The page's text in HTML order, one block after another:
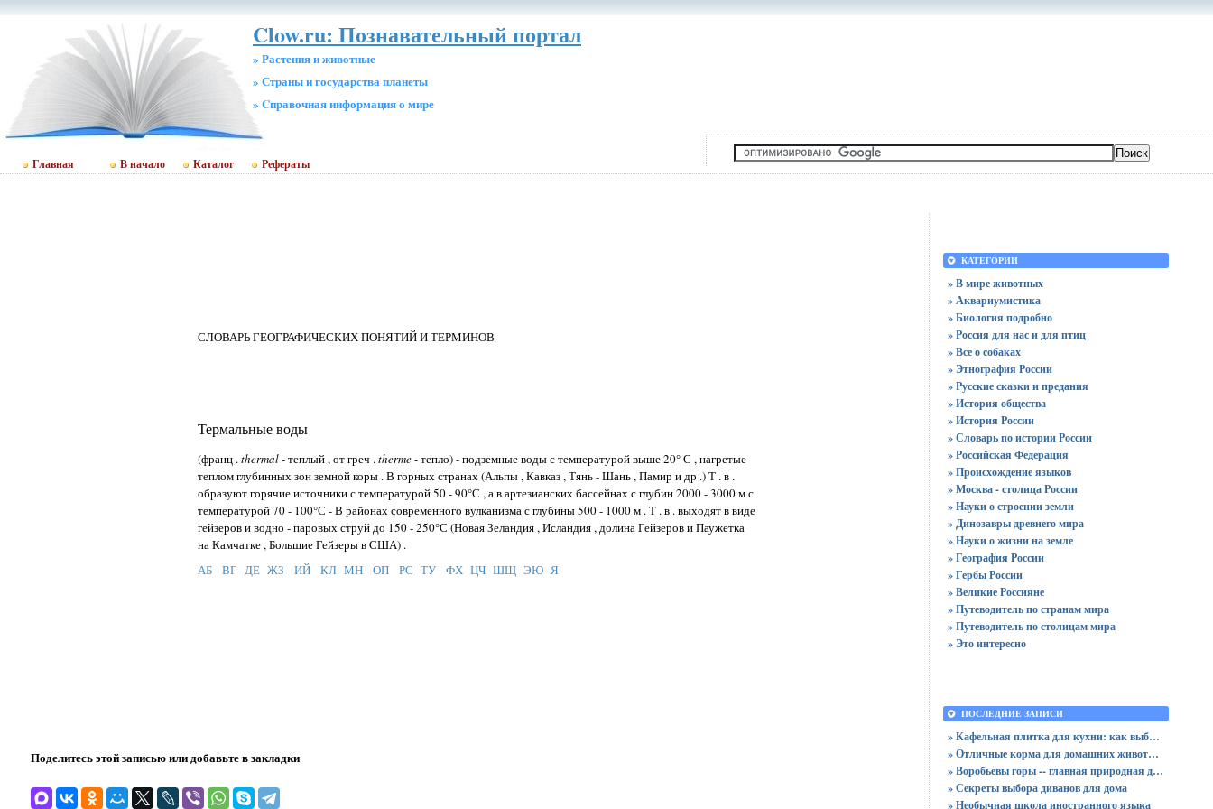
Clow.ru: Познавательный портал
» Растения и животные
» Страны и государства планеты
» Cправочная информация о мире
Главная В начало Каталог Рефераты
СЛОВАРЬ ГЕОГРАФИЧЕСКИХ ПОНЯТИЙ И ТЕРМИНОВ
Термальные воды
(франц .thermal- теплый , от греч .therme- тепло) - подземные воды с температурой выше 20° С , нагретые
теплом глубинных зон земной коры . В горных странах (Альпы , Кавказ , Тянь - Шань , Памир и др .) Т . в .
образуют горячие источники с температурой 50 - 90°С , а в артезианских бассейнах с глубин 2000 - 3000 м с
температурой 70 - 100°С - В районах современного вулканизма с глубины 500 - 1000 м . Т . в . выходят в виде
гейзеров и водно - паровых струй до 150 - 250°С (Новая Зеландия , Исландия , долина Гейзеров и Паужетка
на Камчатке , Большие Гейзеры в США) .
АБ
ВГ ДЕ ЖЗ ИЙ КЛ МН ОП РС ТУ ФХ ЦЧ ШЩ ЭЮ Я
Поделитесь этой записью или добавьте в закладки
КАТЕГОРИИ
» В мире животных
» Аквариумистика
» Биология подробно
» Россия для нас и для птиц
» Все о собаках
» Этнография России
» Русские сказки и предания
» История общества
» История России
» Словарь по истории России
» Российская Федерация
» Происхождение языков
» Москва - столица России
» Науки о строении земли
» Динозавры древнего мира
» Науки о жизни на земле
» География России
» Гербы России
» Великие Россияне
» Путеводитель по странам мира
» Путеводитель по столицам мира
» Это интересно
ПОСЛЕДНИЕ ЗАПИСИ
» Кафельная плитка для кухни: как выбрать практичную отделку
» Отличные корма для домашних животных
» Воробьевы горы -- главная природная достопримечательность Москвы
» Секреты выбора диванов для дома
» Необычная школа иностранного языка